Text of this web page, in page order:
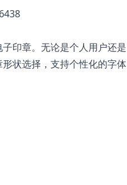
印章。无论是个人用户还是
状选择，支持个性化的字体